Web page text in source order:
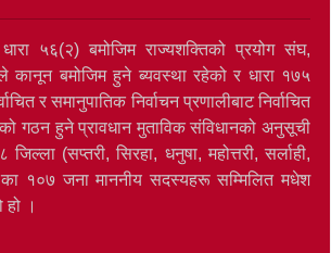
५६(२) बमोजिम राज्यशक्तिको प्रयोग संघ,
कानून बमोजिम हुने ब्यवस्था रहेको र धारा १७५
र समानुपातिक निर्वाचन प्रणालीबाट निर्वाचित
गठन हुने प्रावधान मुताविक संविधानको अनुसूची
(सप्तरी, सिरहा, धनुषा, महोत्तरी, सर्लाही,
का १०७ जना माननीय सदस्यहरू सम्मिलित मधेश
।